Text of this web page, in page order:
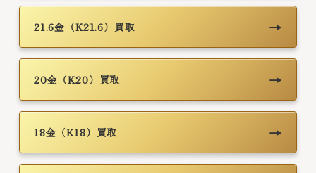
21.6金（K21.6）買取 →
20金（K20）買取 →
18金（K18）買取 →